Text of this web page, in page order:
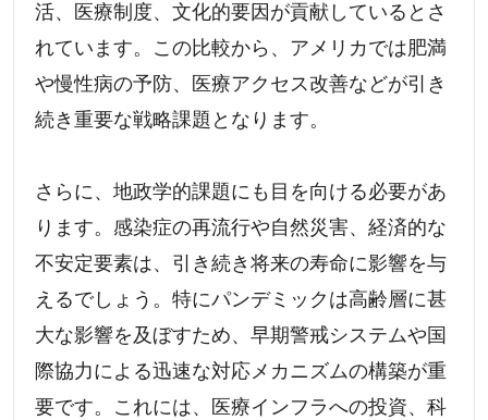
活、医療制度、文化的要因が貢献しているとさ
れています。この比較から、アメリカでは肥満
や慢性病の予防、医療アクセス改善などが引き
続き重要な戦略課題となります。
さらに、地政学的課題にも目を向ける必要があ
ります。感染症の再流行や自然災害、経済的な
不安定要素は、引き続き将来の寿命に影響を与
えるでしょう。特にパンデミックは高齢層に甚
大な影響を及ぼすため、早期警戒システムや国
際協力による迅速な対応メカニズムの構築が重
要です。これには、医療インフラへの投資、科